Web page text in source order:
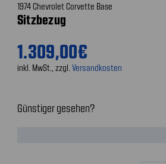
1974 Chevrolet Corvette Base
Sitzbezug
1.309,00€
inkl. MwSt., zzgl. Versandkosten
Günstiger gesehen?